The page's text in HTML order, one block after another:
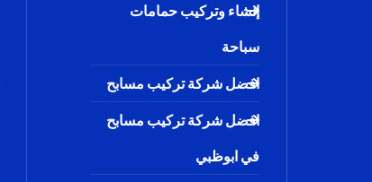
إنشاء وتركيب حمامات
سباحة
افضل شركة تركيب مسابح
افضل شركة تركيب مسابح
في ابوظبي